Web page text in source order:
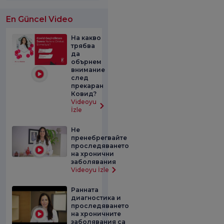
En Güncel Video
На какво
трябва
да
обърнем
внимание
след
прекаран
Ковид?
Videoyu
İzle
Не
пренебрегвайте
проследяването
на хронични
заболявания
Videoyu İzle
Ранната
диагностика и
проследяването
на хроничните
заболявания са